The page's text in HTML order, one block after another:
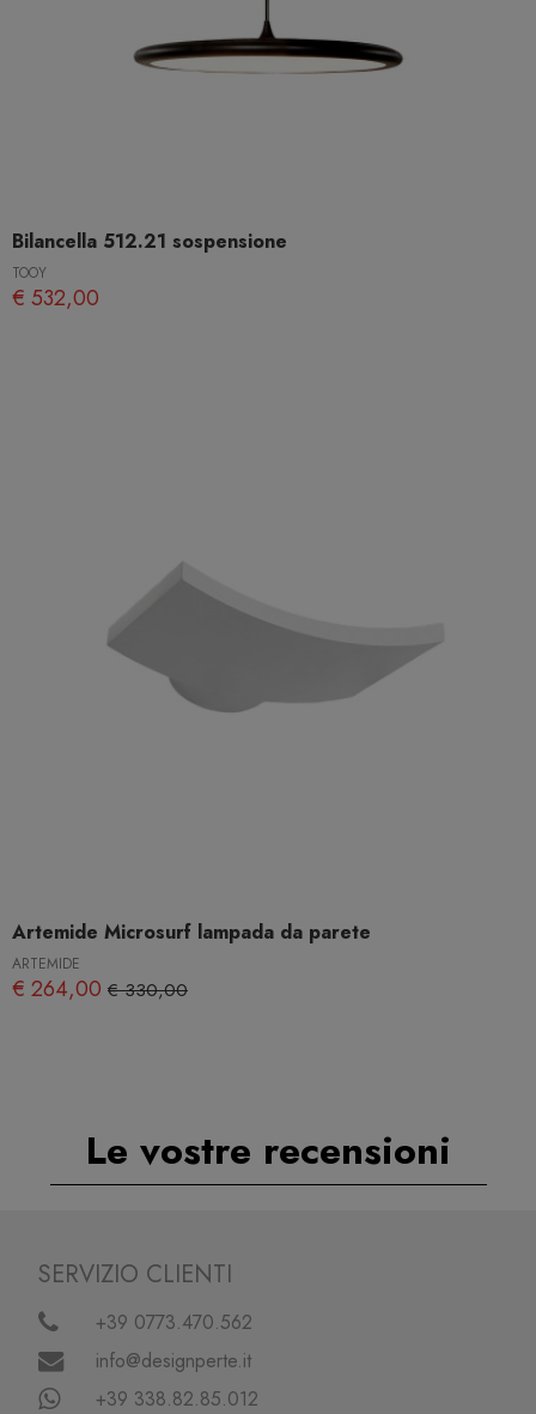
Bilancella 512.21 sospensione
TOOY
€ 532,00
Artemide Microsurf lampada da parete
ARTEMIDE
€ 264,00 € 330,00
Le vostre recensioni
SERVIZIO CLIENTI
+39 0773.470.562
info@designperte.it
+39 338.82.85.012